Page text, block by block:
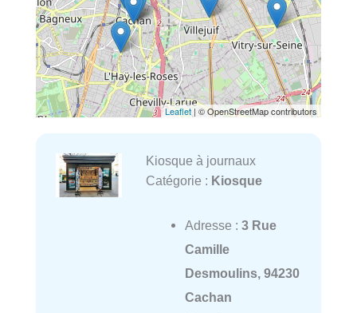
Leaflet | © OpenStreetMap contributors
Kiosque à journaux
Catégorie : Kiosque
Adresse : 3 Rue
Camille
Desmoulins, 94230
Cachan